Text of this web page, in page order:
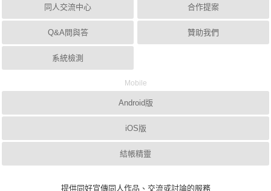
同人交流中心
Q&A問與答
系統檢測
合作提案
贊助我們
Mobile
Android版
iOS版
結帳精靈
提供同好宣傳同人作品、交流或討論的服務